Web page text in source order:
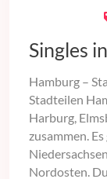
Singles
Hamburg –
Stadteilen
Harburg,
zusammen.
Nordosten.